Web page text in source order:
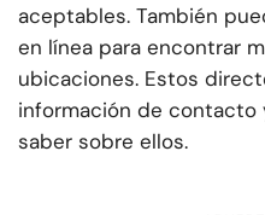
aceptables. También
en línea para encontrar
ubicaciones. Estos
información de
saber sobre ellos.